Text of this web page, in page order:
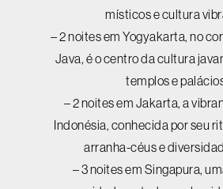
místicos e cultura
– 2 noites em Yogyakarta, no
Java, é o centro da cultura
templos e
– 2 noites em Jakarta, a
Indonésia, conhecida por seu
arranha-céus e
– 3 noites em Singapura,